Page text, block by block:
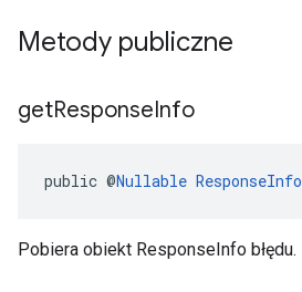
Metody publiczne
getResponseInfo
public @Nullable ResponseInfo
Pobiera obiekt ResponseInfo błędu.